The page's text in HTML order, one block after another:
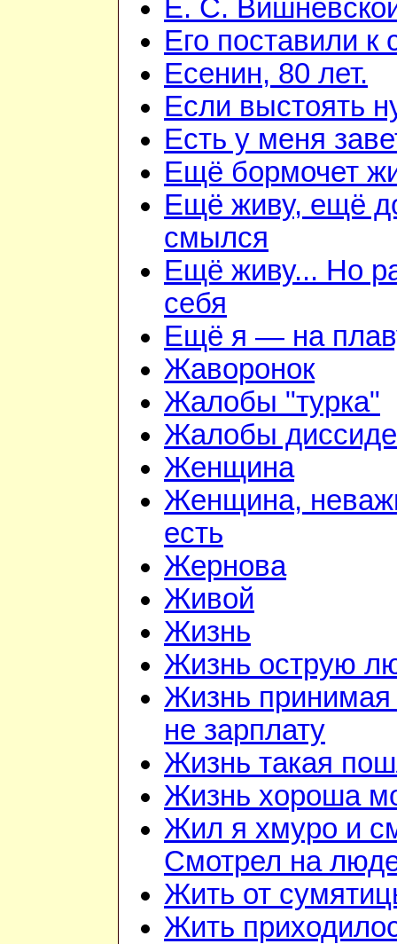
Е. С.
Его поставили к
Есенин, 80 лет.
Если выстоять
Есть у меня
Ещё бормочет
Ещё живу, ещё
смылся
Ещё живу... Но
себя
Ещё я — на
Жаворонок
Жалобы "турка"
Жалобы
Женщина
Женщина,
есть
Жернова
Живой
Жизнь
Жизнь острую
Жизнь
не зарплату
Жизнь такая
Жизнь хороша
Жил я хмуро и
Смотрел на
Жить от
Жить